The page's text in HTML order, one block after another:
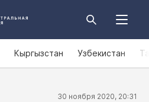
Кыргызстан Узбекистан
30 ноября 2020, 20:31